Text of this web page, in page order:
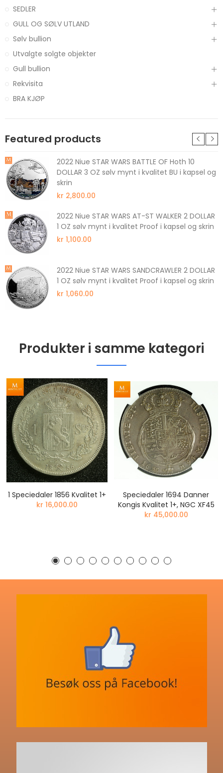
SEDLER
GULL OG SØLV UTLAND
Sølv bullion
Utvalgte solgte objekter
Gull bullion
Rekvisita
BRA KJØP
Featured products
2022 Niue STAR WARS BATTLE OF Hoth 10
DOLLAR 3 OZ sølv mynt i kvalitet BU i kapsel og
skrin
kr 2,800.00
2022 Niue STAR WARS AT-ST WALKER 2 DOLLAR
1 OZ sølv mynt i kvalitet Proof i kapsel og skrin
kr 1,100.00
2022 Niue STAR WARS SANDCRAWLER 2 DOLLAR
1 OZ sølv mynt i kvalitet Proof i kapsel og skrin
kr 1,060.00
Produkter i samme kategori
1 Speciedaler 1856 Kvalitet 1+
kr 16,000.00
Speciedaler 1694 Danner
Kongis Kvalitet 1+, NGC XF45
kr 45,000.00